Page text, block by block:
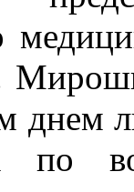
днем
по